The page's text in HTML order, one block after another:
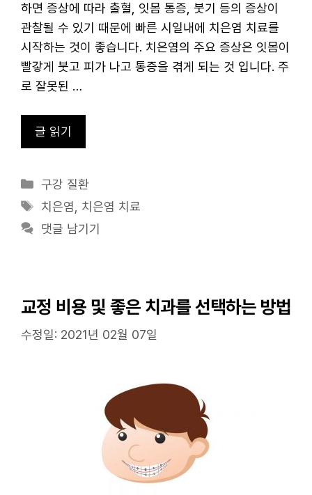
하면 증상에 따라 출혈, 잇몸 통증, 붓기 등의 증상이
관찰될 수 있기 때문에 빠른 시일내에 치은염 치료를
시작하는 것이 좋습니다. 치은염의 주요 증상은 잇몸이
빨갛게 붓고 피가 나고 통증을 겪게 되는 것 입니다. 주
로 잘못된 …
글 읽기
카
테
고
구강 질환
태
그
치은염
치은염 치료
댓글 남기기
교정 비용 및 좋은 치과를 선택하는 방법
수정일: 2021년 02월 07일